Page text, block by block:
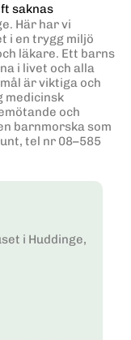
saknas
Här har vi
i en trygg miljö
läkare. Ett barns
i livet och alla
är viktiga och
medicinsk
och
barnmorska som
tel nr 08–585
i Huddinge,